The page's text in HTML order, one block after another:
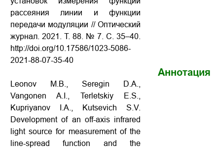
рассеяния линии и функции
передачи модуляции // Оптический
журнал. 2021. Т. 88. № 7. С. 35–40.
http://doi.org/10.17586/1023-5086-
2021-88-07-35-40
Leonov M.B., Seregin D.A.,
Vangonen A.I., Terletskiy E.S.,
Kupriyanov I.A., Kutsevich S.V.
Development of an off-axis infrared
light source for measurement of the
line-spread function and the
Аннотация